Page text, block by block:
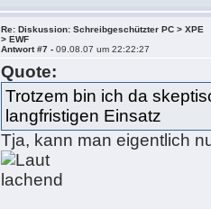
Re: Diskussion: Schreibgeschützter PC > XPE
> EWF
Antwort #7 -09.08.07 um 22:22:27
Quote:
Trotzem bin ich da
langfristigen Einsatz
Tja, kann man eigentlich